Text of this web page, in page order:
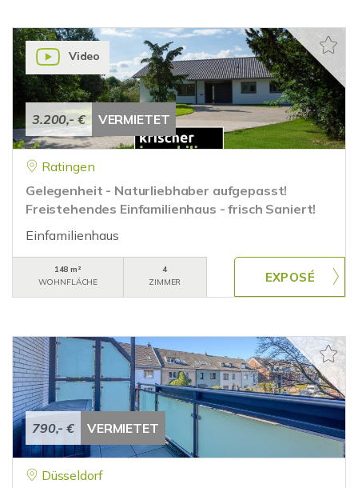
3.200,- € VERMIETET
Video
Ratingen
Gelegenheit - Naturliebhaber aufgepasst!
Freistehendes Einfamilienhaus - frisch Saniert!
Einfamilienhaus
148 m²
WOHNFLÄCHE
4
ZIMMER
790,- € VERMIETET
Düsseldorf